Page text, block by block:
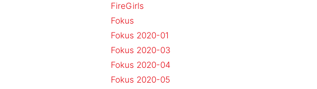
FireGirls
Fokus
Fokus 2020-01
Fokus 2020-03
Fokus 2020-04
Fokus 2020-05